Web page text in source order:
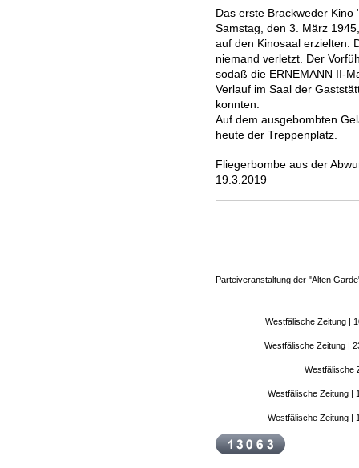
Das erste Brackweder
Samstag, den 3. März
auf den Kinosaal erzielten.
niemand verletzt. Der
sodaß die ERNEMANN II-
Verlauf im Saal der
konnten.
Auf dem ausgebombten
heute der Treppenplatz.
Fliegerbombe aus der
19.3.2019
Parteiveranstaltung der "Alten
Westfälische Zeitung |
Westfälische Zeitung |
Westfälische
Westfälische Zeitung |
Westfälische Zeitung |